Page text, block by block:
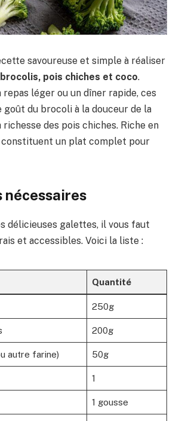
savoureuse et simple à réaliser
pois chiches et coco.
léger ou un dîner rapide, ces
du brocoli à la douceur de la
des pois chiches. Riche en
un plat complet pour
nécessaires
délicieuses galettes, il vous faut
et accessibles. Voici la liste :
Quantité
250g
200g
autre farine) 50g
1
1 gousse